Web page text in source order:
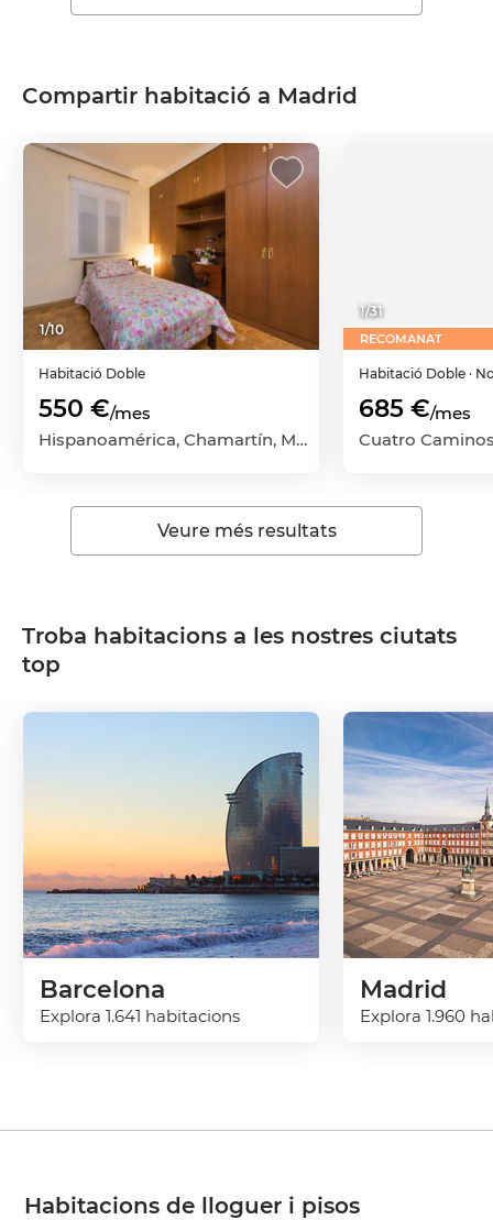
Compartir habitació a Madrid
1/10
Habitació Doble
550 €/mes
Hispanoamérica, Chamartín, Madrid Capital, Madrid
1/31
RECOMANAT
Habitació Doble ·
685 €/mes
Veure més resultats
Troba habitacions a les nostres ciutats
top
Barcelona
Explora 1.641 habitacions
Madrid
Explora 1.960
Habitacions de lloguer i pisos